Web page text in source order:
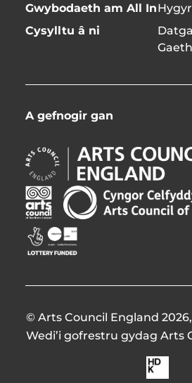
Gwybodaeth am All In
Cysylltu â ni
A gefnogir gan
Arts
Council
England
Opens
in
new
window
Creative
Scotland
Opens
in
Arts
Council
of
Wales
window
Opens
in
window
© Arts Council England
Wedi’i gofrestru gydag Arts
Made